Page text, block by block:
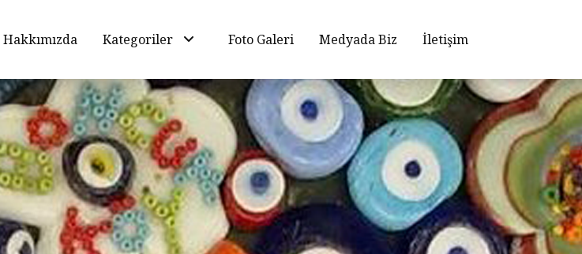
Hakkımızda Kategoriler Foto Galeri Medyada Biz İletişim